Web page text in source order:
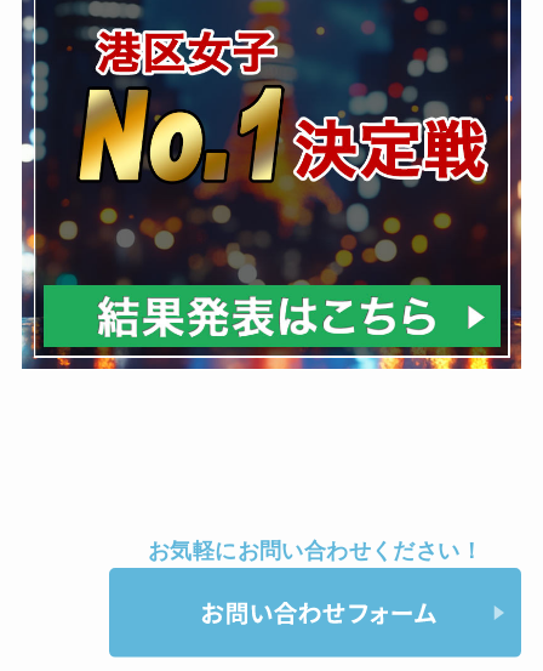
お気軽にお問い合わせください！